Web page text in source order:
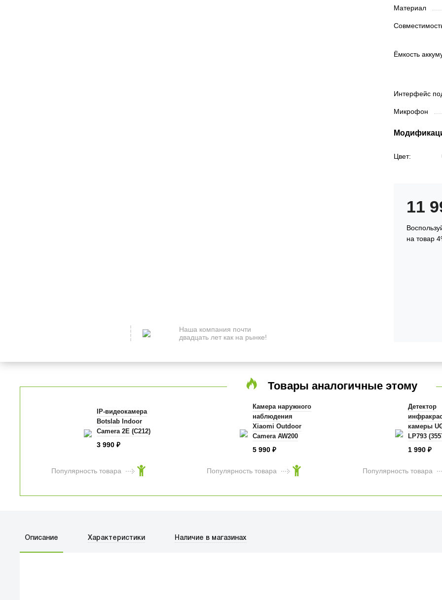
Материал
Ёмкость
Интерфейс
Микрофон
Цвет:
11
на товар
Наша компания почти
двадцать лет как на рынке!
Товары аналогичные этому
IP-видеокамера
Botslab Indoor
Camera 2E (C212)
3 990₽
Популярность товара
Камера наружного
наблюдения
Xiaomi Outdoor
Camera AW200
5 990 ₽
Популярность товара
Детектор
камеры
LP793
Hidden
Цвет:
1 990₽
Популярность товара
Описание Характеристики Наличие в магазинах